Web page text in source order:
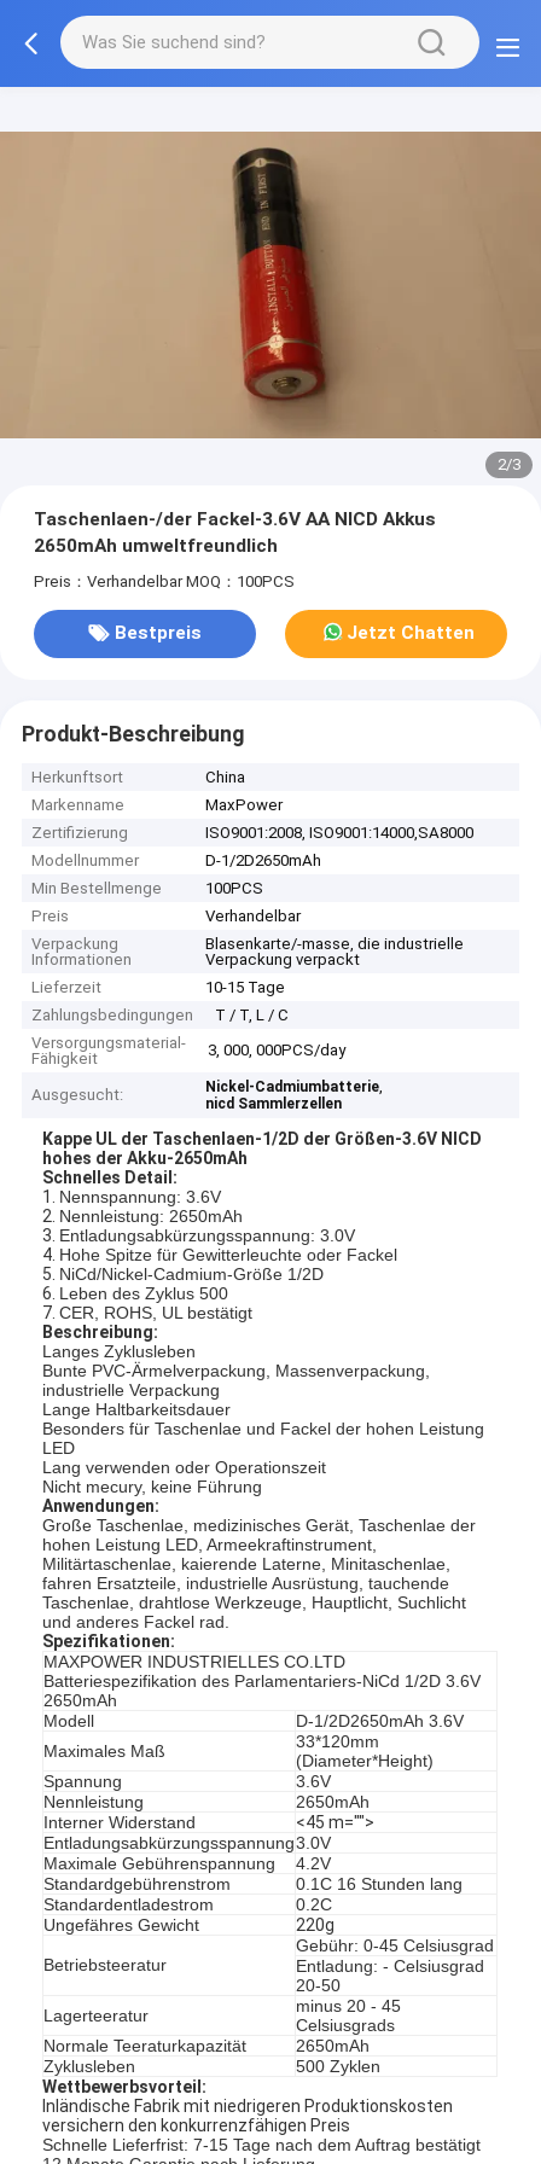
2/3
Taschenlaen-/der Fackel-3.6V AA NICD Akkus
2650mAh umweltfreundlich
Preis：Verhandelbar MOQ：100PCS
Bestpreis Jetzt Chatten
Produkt-Beschreibung
Herkunftsort
China
Markenname
MaxPower
Zertifizierung
ISO9001:2008, ISO9001:14000,SA8000
Modellnummer
D-1/2D2650mAh
Min Bestellmenge
100PCS
Preis
Verhandelbar
Verpackung
Informationen
Blasenkarte/-masse, die industrielle
Verpackung verpackt
Lieferzeit
10-15 Tage
Zahlungsbedingungen
T / T, L / C
Versorgungsmaterial-
Fähigkeit
3, 000, 000PCS/day
Ausgesucht: Nickel-Cadmiumbatterie,
nicd Sammlerzellen
Kappe UL der Taschenlaen-1/2D der Größen-3.6V NICD
hohes der Akku-2650mAh
Schnelles Detail:
1. Nennspannung: 3.6V
2. Nennleistung: 2650mAh
3. Entladungsabkürzungsspannung: 3.0V
4. Hohe Spitze für Gewitterleuchte oder Fackel
5. NiCd/Nickel-Cadmium-Größe 1/2D
6. Leben des Zyklus 500
7.CER, ROHS, UL bestätigt
Beschreibung:
Langes Zyklusleben
Bunte PVC-Ärmelverpackung, Massenverpackung,
industrielle Verpackung
Lange Haltbarkeitsdauer
Besonders für Taschenlae und Fackel der hohen Leistung
LED
Lang verwenden oder Operationszeit
Nicht mecury, keine Führung
Anwendungen:
Große Taschenlae, medizinisches Gerät, Taschenlae der
hohen Leistung LED, Armeekraftinstrument,
Militärtaschenlae, kaierende Laterne, Minitaschenlae,
fahren Ersatzteile, industrielle Ausrüstung, tauchende
Taschenlae, drahtlose Werkzeuge, Hauptlicht, Suchlicht
und anderes Fackel rad.
Spezifikationen:
MAXPOWER INDUSTRIELLES CO.LTD
Batteriespezifikation des Parlamentariers-NiCd 1/2D 3.6V
2650mAh
Modell
D-1/2D2650mAh 3.6V
Maximales Maß
33*120mm
(Diameter*Height)
Spannung
3.6V
Nennleistung
2650mAh
Interner Widerstand
<45 m="">
Entladungsabkürzungsspannung3.0V
Maximale Gebührenspannung
4.2V
Standardgebührenstrom
0.1C 16 Stunden lang
Standardentladestrom
0.2C
Ungefähres Gewicht
220g
Betriebsteeratur
Gebühr: 0-45 Celsiusgrad
Entladung: - Celsiusgrad
20-50
Lagerteeratur
minus 20 - 45
Celsiusgrads
Normale Teeraturkapazität
2650mAh
Zyklusleben
500 Zyklen
Wettbewerbsvorteil:
Inländische Fabrik mit niedrigeren Produktionskosten
versichern den konkurrenzfähigen Preis
Schnelle Lieferfrist: 7-15 Tage nach dem Auftrag bestätigt